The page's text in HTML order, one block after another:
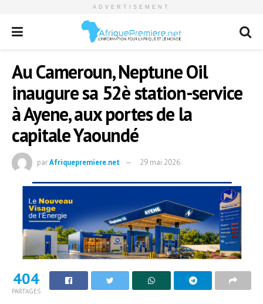
ADVERTISEMENT
Au Cameroun, Neptune Oil
inaugure sa 52è station-service
à Ayene, aux portes de la
capitale Yaoundé
parAfriquepremiere.net 29 mai 2026
404
PARTAGES